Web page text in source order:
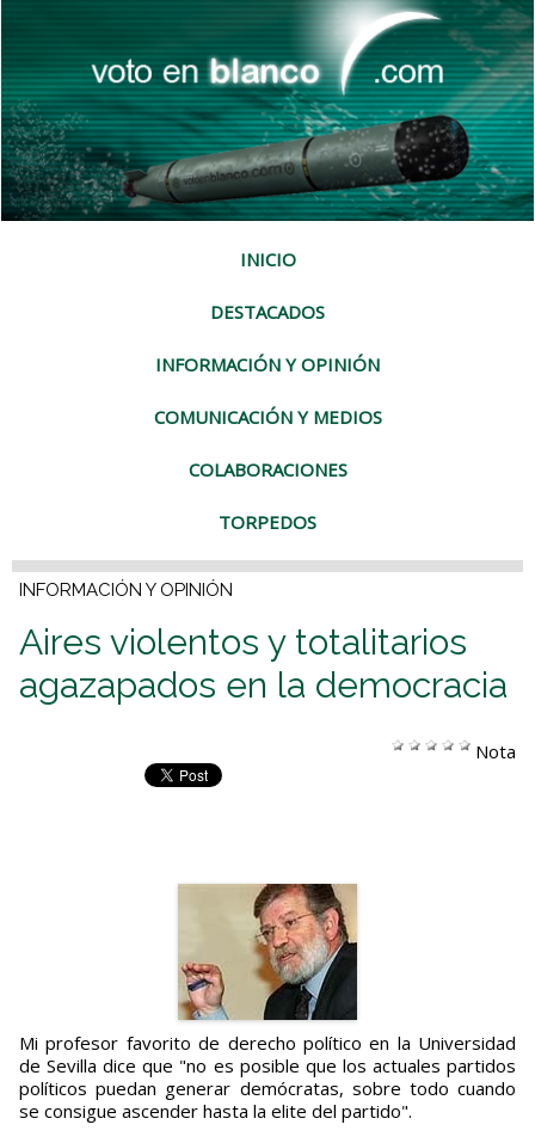
INICIO
DESTACADOS
INFORMACIÓN Y OPINIÓN
COMUNICACIÓN Y MEDIOS
COLABORACIONES
TORPEDOS
INFORMACIÓN Y OPINIÓN
Aires violentos y totalitarios
agazapados en la democracia
Nota
Mi profesor favorito de derecho político en la Universidad
de Sevilla dice que "no es posible que los actuales partidos
políticos puedan generar demócratas, sobre todo cuando
se consigue ascender hasta la elite del partido".